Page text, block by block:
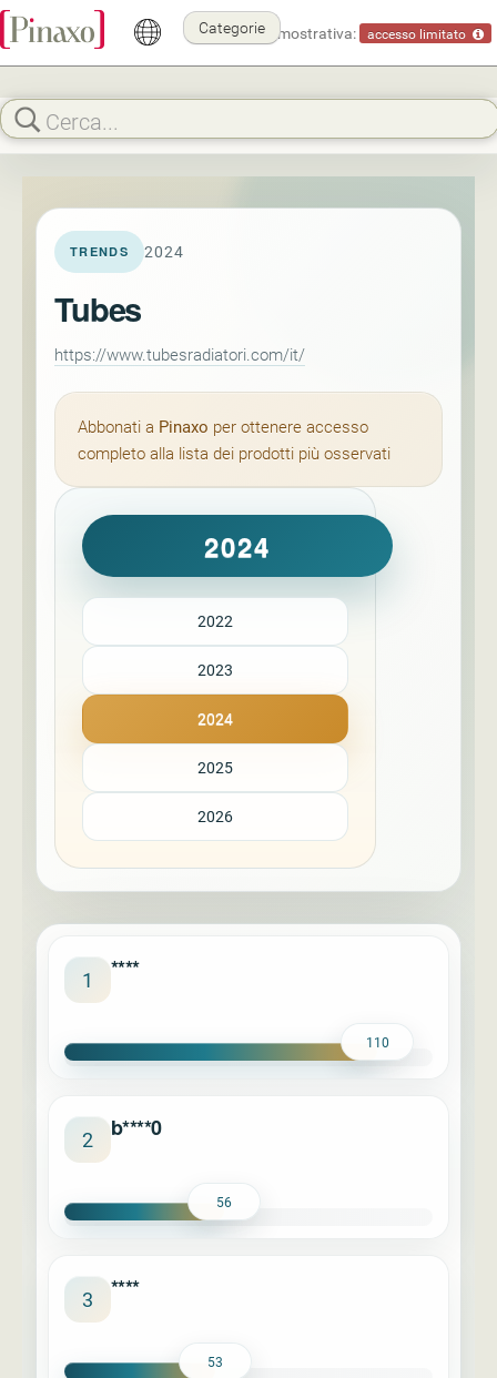
Modalità dimostrativa: accesso limitato
Categorie
TRENDS 2024
Tubes
https://www.tubesradiatori.com/it/
Abbonati a Pinaxo per ottenere accesso
completo alla lista dei prodotti più osservati
2024
2022
2023
2024
2025
2026
1 ****
110
2 b****0
56
3 ****
53